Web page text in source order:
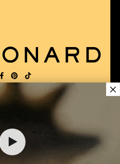
IDIOMA: ES
×